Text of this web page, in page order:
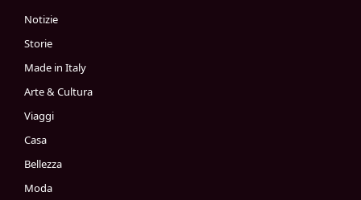
Notizie
Storie
Made in Italy
Arte & Cultura
Viaggi
Casa
Bellezza
Moda